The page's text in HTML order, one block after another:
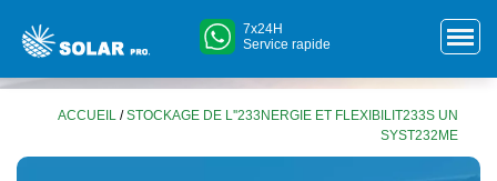
7x24H
Service rapide
ACCUEIL /STOCKAGE DE L''233NERGIE ET FLEXIBILIT233S UN
SYST232ME